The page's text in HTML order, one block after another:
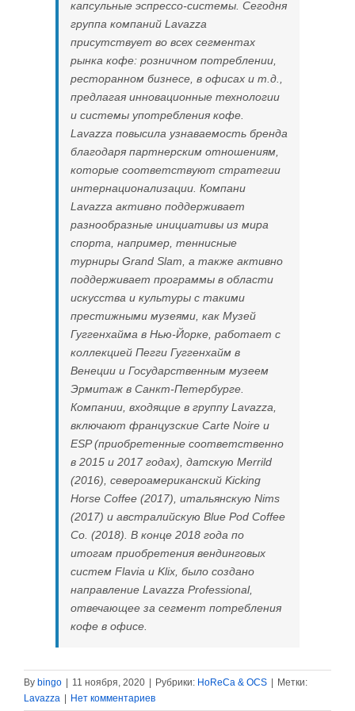
капсульные эспрессо-системы. Сегодня
группа компаний Lavazza
присутствует во всех сегментах
рынка кофе: розничном потреблении,
ресторанном бизнесе, в офисах и т.д.,
предлагая инновационные технологии
и системы употребления кофе.
Lavazza повысила узнаваемость бренда
благодаря партнерским отношениям,
которые соответствуют стратегии
интернационализации. Компани
Lavazza активно поддерживает
разнообразные инициативы из мира
спорта, например, теннисные
турниры Grand Slam, а также активно
поддерживает программы в области
искусства и культуры с такими
престижными музеями, как Музей
Гуггенхайма в Нью-Йорке, работает с
коллекцией Пегги Гуггенхайм в
Венеции и Государственным музеем
Эрмитаж в Санкт-Петербурге.
Компании, входящие в группу Lavazza,
включают французские Carte Noire и
ESP (приобретенные соответственно
в 2015 и 2017 годах), датскую Merrild
(2016), североамериканский Kicking
Horse Coffee (2017), итальянскую Nims
(2017) и австралийскую Blue Pod Coffee
Co. (2018). В конце 2018 года по
итогам приобретения вендинговых
систем Flavia и Klix, было создано
направление Lavazza Professional,
отвечающее за сегмент потребления
кофе в офисе.
By bingo | 11 ноября, 2020 | Рубрики: HoReCa & OCS | Метки:
Lavazza | Нет комментариев